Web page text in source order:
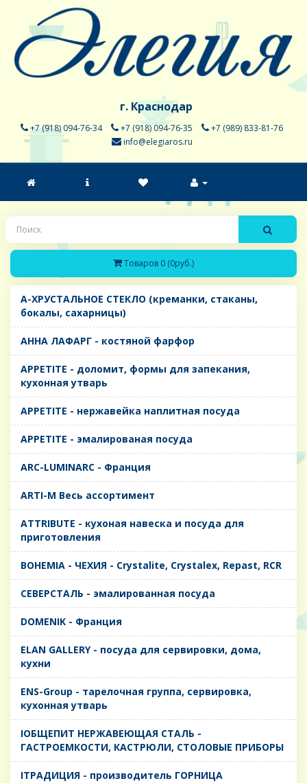
г. Краснодар
+7 (918) 094-76-34 +7 (918) 094-76-35
+7 (989) 833-81-76
info@elegiaros.ru
Товаров 0 (0руб.)
A-ХРУСТАЛЬНОЕ СТЕКЛО (креманки, стаканы,
бокалы, сахарницы)
AHHA ЛАФАРГ - костяной фарфор
APPETITE - доломит, формы для запекания,
кухонная утварь
APPETITE - нержавейка наплитная посуда
APPETITE - эмалированая посуда
ARC-LUMINARC - Франция
ARTI-M Весь ассортимент
ATTRIBUTE - кухоная навеска и посуда для
приготовления
BOHEMIA - ЧЕХИЯ - Crystalite, Crystalex, Repast, RCR
CЕВЕРСТАЛЬ - эмалированная посуда
DOMENIK - Франция
ELAN GALLERY - посуда для сервировки, дома,
кухни
ENS-Group - тарелочная группа, сервировка,
кухонная утварь
IОБЩЕПИТ НЕРЖАВЕЮЩАЯ СТАЛЬ -
ГАСТРОЕМКОСТИ, КАСТРЮЛИ, СТОЛОВЫЕ ПРИБОРЫ
IТРАДИЦИЯ - производитель ГОРНИЦА